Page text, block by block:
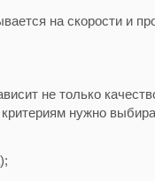
на скорости и
не только
нужно